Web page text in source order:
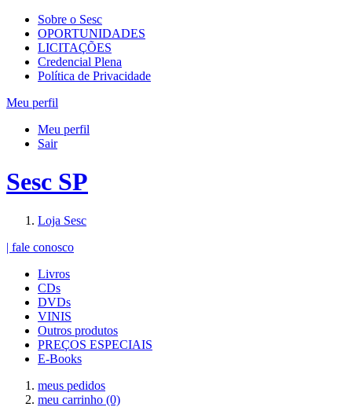
Sobre o Sesc
OPORTUNIDADES
LICITAÇÕES
Credencial Plena
Política de Privacidade
Meu perfil
Meu perfil
Sair
Sesc SP
Loja Sesc
| fale conosco
Livros
CDs
DVDs
VINIS
Outros produtos
PREÇOS ESPECIAIS
E-Books
meus pedidos
meu carrinho (0)